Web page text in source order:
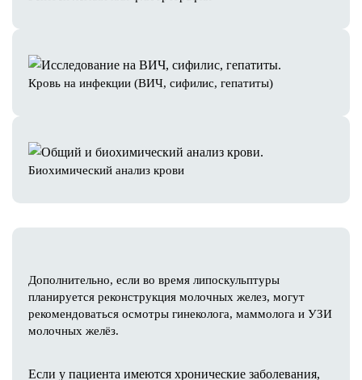
Кровь на инфекции (ВИЧ, сифилис, гепатиты)
Биохимический анализ крови
Дополнительно, если во время липоскульптуры
планируется реконструкция молочных желез, могут
рекомендоваться осмотры гинеколога, маммолога и УЗИ
молочных желёз.
Если у пациента имеются хронические заболевания,